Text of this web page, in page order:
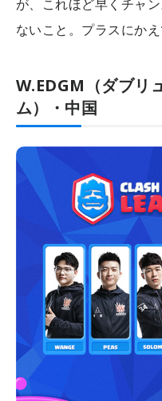
が、これほど早くチャ
ないこと。プラスにか
W.EDGM（ダブリ
ム）・中国